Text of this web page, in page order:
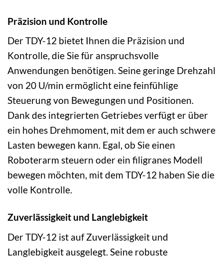
Präzision und Kontrolle
Der TDY-12 bietet Ihnen die Präzision und
Kontrolle, die Sie für anspruchsvolle
Anwendungen benötigen. Seine geringe Drehzahl
von 20 U/min ermöglicht eine feinfühlige
Steuerung von Bewegungen und Positionen.
Dank des integrierten Getriebes verfügt er über
ein hohes Drehmoment, mit dem er auch schwere
Lasten bewegen kann. Egal, ob Sie einen
Roboterarm steuern oder ein filigranes Modell
bewegen möchten, mit dem TDY-12 haben Sie die
volle Kontrolle.
Zuverlässigkeit und Langlebigkeit
Der TDY-12 ist auf Zuverlässigkeit und
Langlebigkeit ausgelegt. Seine robuste